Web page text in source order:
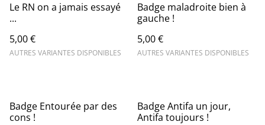
Le RN on a jamais essayé
...
5,00 €
AUTRES VARIANTES DISPONIBLES
Badge maladroite bien à
gauche !
5,00 €
AUTRES VARIANTES DISPONIBLES
Badge Entourée par des
cons !
Badge Antifa un jour,
Antifa toujours !